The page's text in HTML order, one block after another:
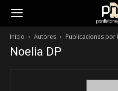
panfletonegro
Inicio Autores Publicaciones por
Noelia DP